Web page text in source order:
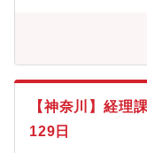
理部経理課管理本部
社の経理は上場企業と
り、また製造業とし
できる環境があります
【神奈川】経理
129日